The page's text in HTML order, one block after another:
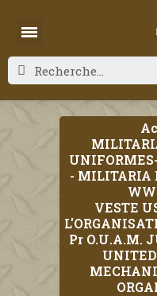
- MILITARIA
VESTE
Pr O.U.A.M.